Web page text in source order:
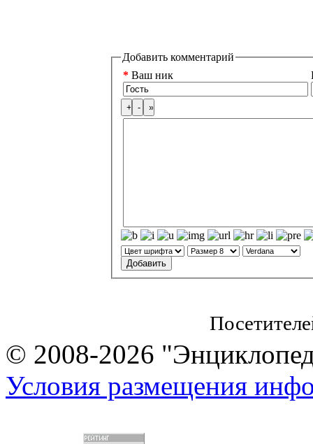
Добавить комментарий
* Ваш ник
© 2008-2026
Условия размещения